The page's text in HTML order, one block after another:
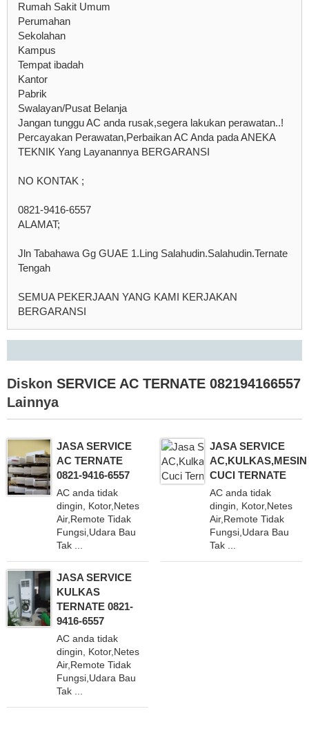
Rumah Sakit Umum
Perumahan
Sekolahan
Kampus
Tempat ibadah
Kantor
Pabrik
Swalayan/Pusat Belanja
Jangan tunggu AC anda rusak,segera lakukan perawatan..!
Percayakan Perawatan,Perbaikan AC Anda pada ANEKA
TEKNIK Yang Layanannya BERGARANSI
NO KONTAK ;
0821-9416-6557
ALAMAT;
Jln Tabahawa Gg GUAE 1.Ling Salahudin.Salahudin.Ternate
Tengah
SEMUA PEKERJAAN YANG KAMI KERJAKAN
BERGARANSI
Diskon SERVICE AC TERNATE 082194166557
Lainnya
JASA SERVICE
AC TERNATE
0821-9416-6557
AC anda tidak
dingin, Kotor,Netes
Air,Remote Tidak
Fungsi,Udara Bau
Tak ...
JASA SERVICE
AC,KULKAS,MESIN
CUCI TERNATE
AC anda tidak
dingin, Kotor,Netes
Air,Remote Tidak
Fungsi,Udara Bau
Tak ...
JASA SERVICE
KULKAS
TERNATE 0821-
9416-6557
AC anda tidak
dingin, Kotor,Netes
Air,Remote Tidak
Fungsi,Udara Bau
Tak ...